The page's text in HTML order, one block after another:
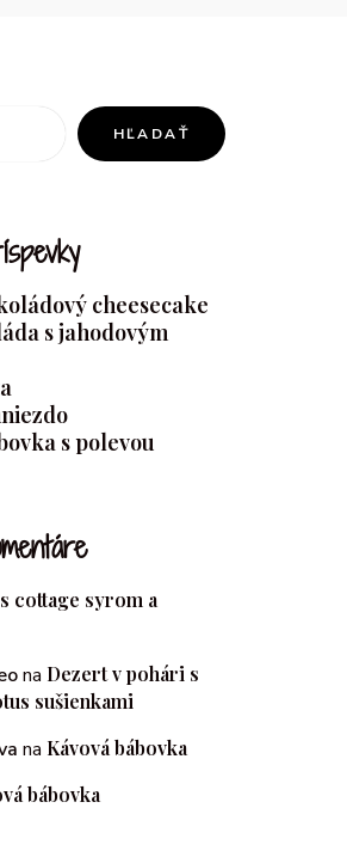
HĽADAŤ
cheesecake
s jahodovým
s polevou
cottage syrom a
na Dezert v pohári s
sušienkami
na Kávová bábovka
bábovka